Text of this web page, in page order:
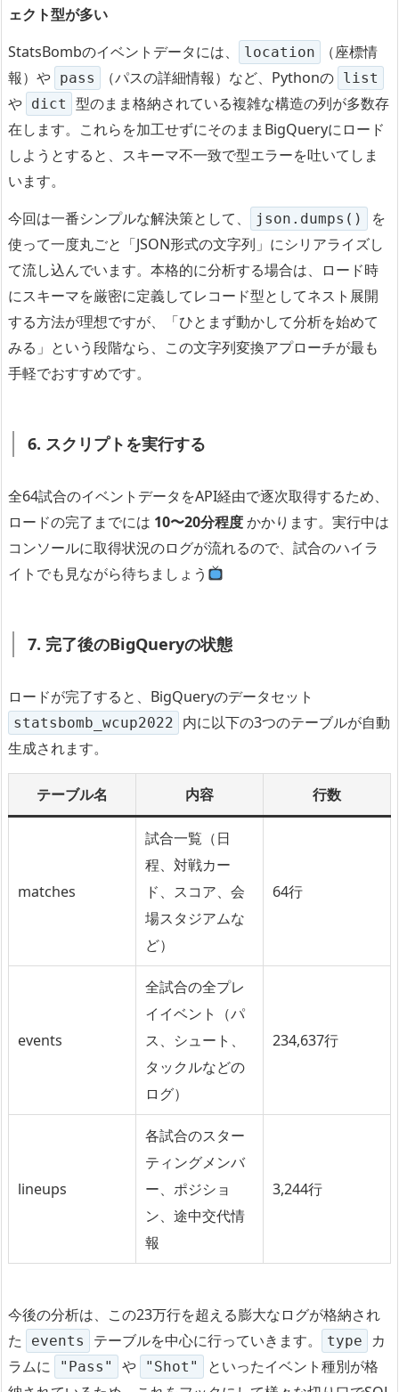
ェクト型が多い
StatsBombのイベントデータには、
location
（座標情
報）や pass （パスの詳細情報）など、Pythonの list
や dict
型のまま格納されている複雑な構造の列が多数存
在します。これらを加工せずにそのままBigQueryにロード
しようとすると、スキーマ不一致で型エラーを吐いてしま
います。
今回は一番シンプルな解決策として、
json.dumps()
を
使って一度丸ごと「JSON形式の文字列」にシリアライズし
て流し込んでいます。本格的に分析する場合は、ロード時
にスキーマを厳密に定義してレコード型としてネスト展開
する方法が理想ですが、「ひとまず動かして分析を始めて
みる」という段階なら、この文字列変換アプローチが最も
手軽でおすすめです。
6. スクリプトを実行する
全64試合のイベントデータをAPI経由で逐次取得するため、
ロードの完了までには 10〜20分程度かかります。実行中は
コンソールに取得状況のログが流れるので、試合のハイラ
イトでも見ながら待ちましょう
7. 完了後のBigQueryの状態
ロードが完了すると、BigQueryのデータセット
statsbomb_wcup2022
内に以下の3つのテーブルが自動
生成されます。
テーブル名 内容 行数
matches
試合一覧（日
程、対戦カー
ド、スコア、会
場スタジアムな
ど）
64行
events
全試合の全プレ
イイベント（パ
ス、シュート、
タックルなどの
ログ）
234,637行
lineups
各試合のスター
ティングメンバ
ー、ポジショ
ン、途中交代情
報
3,244行
今後の分析は、この23万行を超える膨大なログが格納され
た
events テーブルを中心に行っていきます。 type
カ
ラムに
"Pass" や "Shot"
といったイベント種別が格